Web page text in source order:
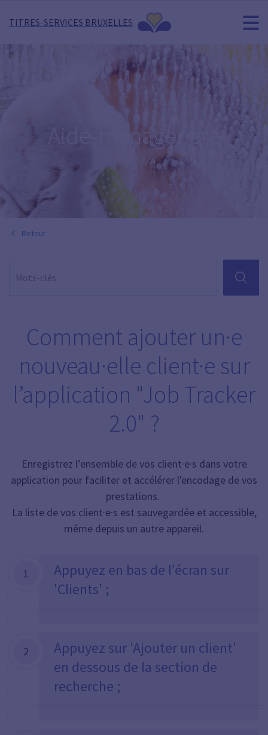
TITRES-SERVICES BRUXELLES
Aide-ménager·ère
Retour
Comment ajouter un·e
nouveau·elle client·e sur
l’application "Job Tracker
2.0" ?
Enregistrez l’ensemble de vos client·e·s dans votre
application pour faciliter et accélérer l'encodage de vos
prestations.
La liste de vos client·e·s est sauvegardée et accessible,
même depuis un autre appareil.
1
Appuyez en bas de l'écran sur
'Clients' ;
2
Appuyez sur 'Ajouter un client'
en dessous de la section de
recherche ;